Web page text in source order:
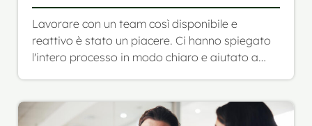
Lavorare con un team così disponibile e
reattivo è stato un piacere. Ci hanno spiegato
l'intero processo in modo chiaro e aiutato a